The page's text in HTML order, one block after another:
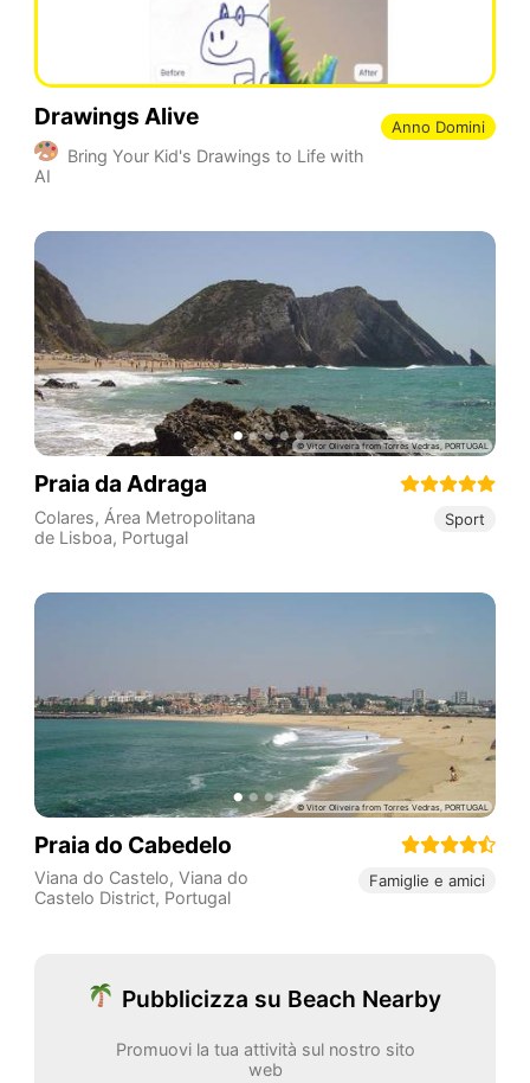
Drawings Alive
Bring Your Kid's Drawings to Life with
AI
Anno Domini
Praia da Adraga
Colares, Área Metropolitana
de Lisboa, Portugal
Sport
Praia do Cabedelo
Viana do Castelo, Viana do
Castelo District, Portugal
Famiglie e amici
Pubblicizza su Beach Nearby
Promuovi la tua attività sul nostro sito
web